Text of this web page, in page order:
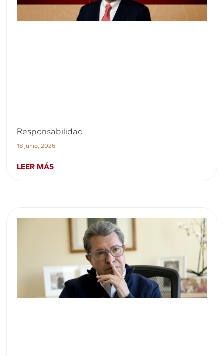
Responsabilidad
18 junio, 2026
LEER MÁS